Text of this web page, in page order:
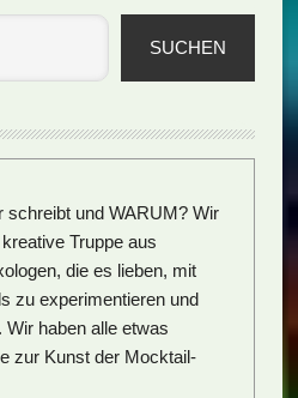
SUCHEN
schreibt und WARUM? Wir
Truppe aus
die es lieben, mit
zu experimentieren und
haben alle etwas
zur Kunst der Mocktail-